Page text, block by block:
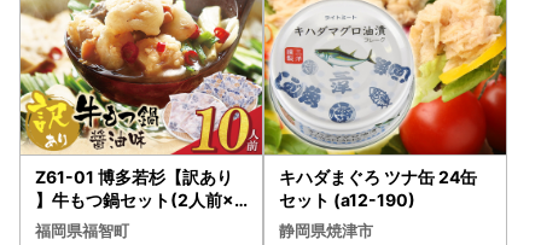
Z61-01 博多若杉【訳あり
】牛もつ鍋セット(2人前×5
) 10人前 もつ鍋
福岡県福智町
キハダまぐろ ツナ缶 24缶
セット (a12-190)
静岡県焼津市